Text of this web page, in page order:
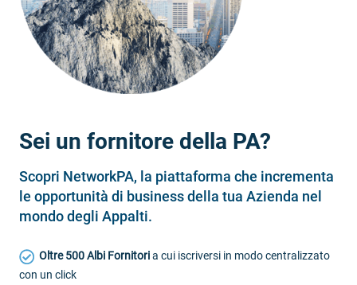
Sei un fornitore della PA?
Scopri NetworkPA, la piattaforma che incrementa
le opportunità di business della tua Azienda nel
mondo degli Appalti.
Oltre 500 Albi Fornitoria cui iscriversi in modo centralizzato
con un click